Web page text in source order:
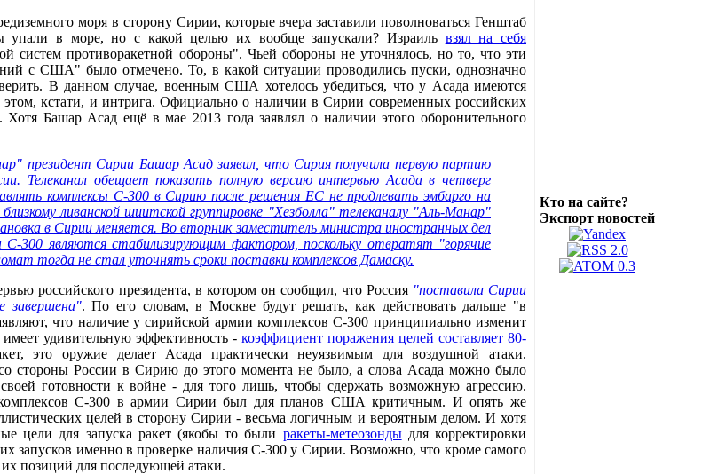
моря в сторону Сирии, которые вчера заставили поволноваться Генштаб
упали в море, но с какой целью их вообще запускали? Израиль взял на себя
систем противоракетной обороны". Чьей обороны не уточнялось, но то, что эти
с США" было отмечено. То, в какой ситуации проводились пуски, однозначно
В данном случае, военным США хотелось убедиться, что у Асада имеются
кстати, и интрига. Официально о наличии в Сирии современных российских
Башар Асад ещё в мае 2013 года заявлял о наличии этого оборонительного
президент Сирии Башар Асад заявил, что Сирия получила первую партию
Телеканал обещает показать полную версию интервью Асада в четверг
комплексы С-300 в Сирию после решения ЕС не продлевать эмбарго на
ливанской шиитской группировке "Хезболла" телеканалу "Аль-Манар"
в Сирии меняется. Во вторник заместитель министра иностранных дел
С-300 являются стабилизирующим фактором, поскольку отвратят "горячие
тогда не стал уточнять сроки поставки комплексов Дамаску.
российского президента, в котором он сообщил, что Россия "поставила Сирии
завершена". По его словам, в Москве будут решать, как действовать дальше "в
что наличие у сирийской армии комплексов С-300 принципиально изменит
удивительную эффективность -коэффициент поражения целей составляет 80-
это оружие делает Асада практически неуязвимым для воздушной атаки.
стороны России в Сирию до этого момента не было, а слова Асада можно было
готовности к войне - для того лишь, чтобы сдержать возможную агрессию.
комплексов С-300 в армии Сирии был для планов США критичным. И опять же
целей в сторону Сирии - весьма логичным и вероятным делом. И хотя
цели для запуска ракет (якобы то были ракеты-метеозондыдля корректировки
запусков именно в проверке наличия С-300 у Сирии. Возможно, что кроме самого
позиций для последующей атаки.
Кто на сайте?
Экспорт новостей